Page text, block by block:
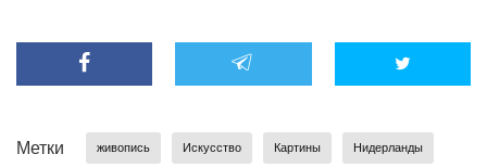
Метки живопись Искусство Картины Нидерланды